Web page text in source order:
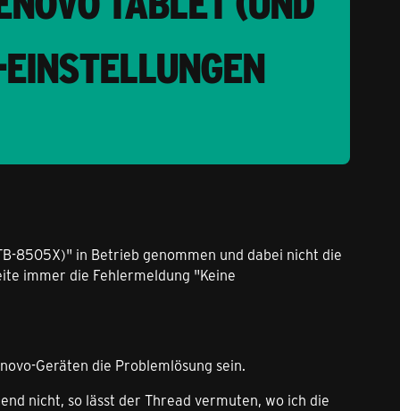
8505X)" in Betrieb genommen und dabei nicht die
immer die Fehlermeldung "Keine
Geräten die Problemlösung sein.
nicht, so lässt der Thread vermuten, wo ich die